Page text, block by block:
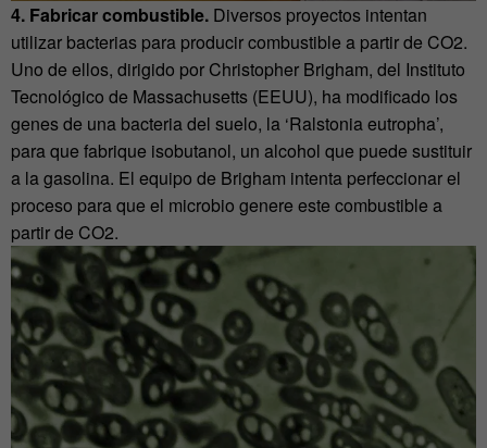
4. Fabricar combustible. Diversos proyectos intentan
utilizar bacterias para producir combustible a partir de CO2.
Uno de ellos, dirigido por Christopher Brigham, del Instituto
Tecnológico de Massachusetts (EEUU), ha modificado los
genes de una bacteria del suelo, la ‘Ralstonia eutropha’,
para que fabrique isobutanol, un alcohol que puede sustituir
a la gasolina. El equipo de Brigham intenta perfeccionar el
proceso para que el microbio genere este combustible a
partir de CO2.